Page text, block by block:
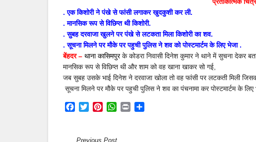
. एक किशोरी ने पंखे से फांसी लगाकर खुदकुशी कर ली.
. मानसिक रूप से विछिप्त थी किशोरी.
. सुबह दरवाजा खुलने पर पंखे से लटकता मिला किशोरी का शव.
. सूचना मिलने पर मौके पर पहुची पुलिस ने शव को पोस्टमार्टम के लिए भेजा .
बेंहदर – थाना कासिमपुरके कोडरा निवासी दिनेश कुमार ने थाने में सुचना देकर
मानसिक रूप से विछिप्त थी और शाम को वह खाना खाकर सो गई,
जब सुबह उसके भाई दिनेश ने दरवाजा खोला तो वह फांसी पर लटकती मिली
सूचना मिलने पर मौके पर पहुची पुलिस ने शव का पंचनामा कर पोस्टमार्टम के लिए
Facebook
TwitterPinterestWhatsApp
Print
Previous Post